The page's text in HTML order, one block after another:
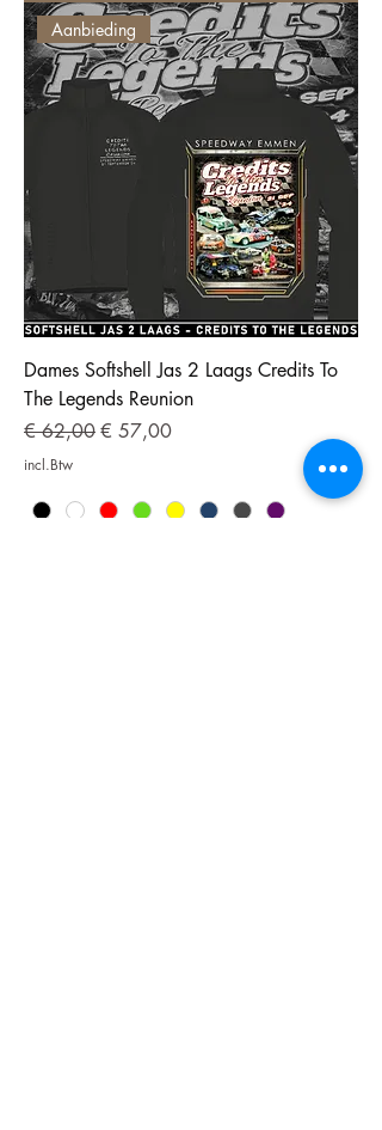
Aanbieding
Dames Softshell Jas 2 Laags Credits To
The Legends Reunion
Normale prijs
€ 62,00Verkoopprijs
€ 57,00
incl.Btw